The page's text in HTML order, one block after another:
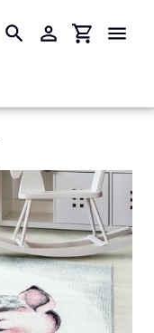
SuchenEinloggen